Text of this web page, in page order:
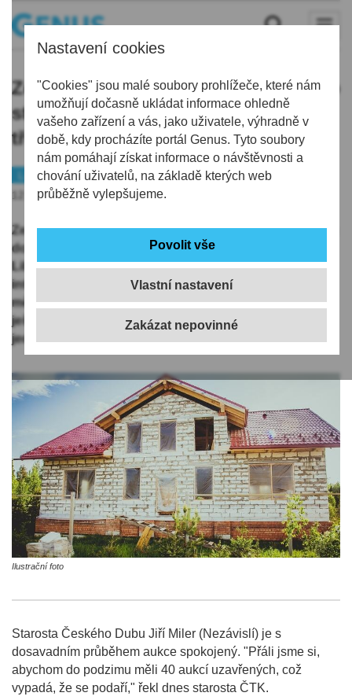
Nastavení cookies
"Cookies" jsou malé soubory prohlížeče, které nám
umožňují dočasně ukládat informace ohledně
vašeho zařízení a vás, jako uživatele, výhradně v
době, kdy procházíte portál Genus. Tyto soubory
nám pomáhají získat informace o návštěvnosti a
chování uživatelů, na základě kterých web
průběžně vylepšujeme.
Vlastní nastavení
Ze zbývajících volných pozemků pro
stavbu domů v Českém Dubu je
třetina zamluvená
Bydlení
Liberecko
12.06.2026 | 16:01
Ze zbývajících volných pozemků pro stavbu rodinných
domů v oblasti Na Zhůrách v Českém Dubu na
Liberecku je třetina zamluvená. Pro druhé kolo
internetové
, která začala v pondělí, uvolnilo
město 19 parcel. U šesti z nich zná vítěze, u dvou se
ještě licituje a na 11 pozemků město nedostalo ani
jednu nabídku.
Ilustrační foto
Starosta Českého Dubu Jiří Miler (Nezávislí) je s
dosavadním průběhem aukce spokojený. "Přáli jsme si,
abychom do podzimu měli 40 aukcí uzavřených, což
vypadá, že se podaří," řekl dnes starosta ČTK.